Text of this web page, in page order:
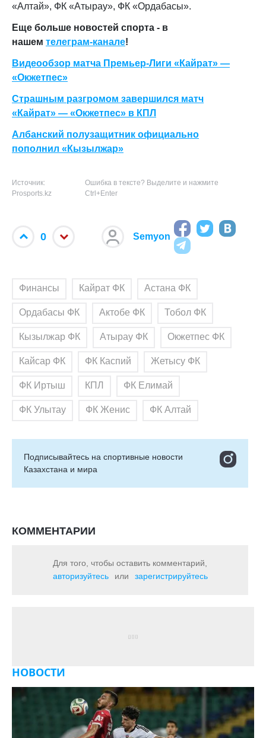
«Алтай», ФК «Атырау», ФК «Ордабасы».
Еще больше новостей спорта - в
нашем телеграм-канале!
Видеообзор матча Премьер-Лиги «Кайрат» —
«Окжетпес»
Страшным разгромом завершился матч
«Кайрат» — «Окжетпес» в КПЛ
Албанский полузащитник официально
пополнил «Кызылжар»
Источник:
Prosports.kz
Ошибка в тексте? Выделите и нажмите
Ctrl+Enter
0 Semyon
Финансы Кайрат ФК Астана ФК
Ордабасы ФК Актобе ФК Тобол ФК
Кызылжар ФК Атырау ФК Окжетпес ФК
Кайсар ФК ФК Каспий Жетысу ФК
ФК Иртыш КПЛ ФК Елимай
ФК Улытау ФК Женис ФК Алтай
Подписывайтесь на cпортивные новости
Казахстана и мира
КОММЕНТАРИИ
Для того, чтобы оставить комментарий,
авторизуйтесь
или зарегистрируйтесь
НОВОСТИ